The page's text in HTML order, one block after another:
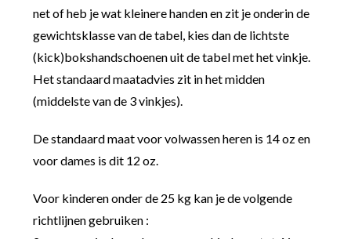
net of heb je wat kleinere handen en zit je onderin de
gewichtsklasse van de tabel, kies dan de lichtste
(kick)bokshandschoenen uit de tabel met het vinkje.
Het standaard maatadvies zit in het midden
(middelste van de 3 vinkjes).
De standaard maat voor volwassen heren is 14 oz en
voor dames is dit 12 oz.
Voor kinderen onder de 25 kg kan je de volgende
richtlijnen gebruiken :